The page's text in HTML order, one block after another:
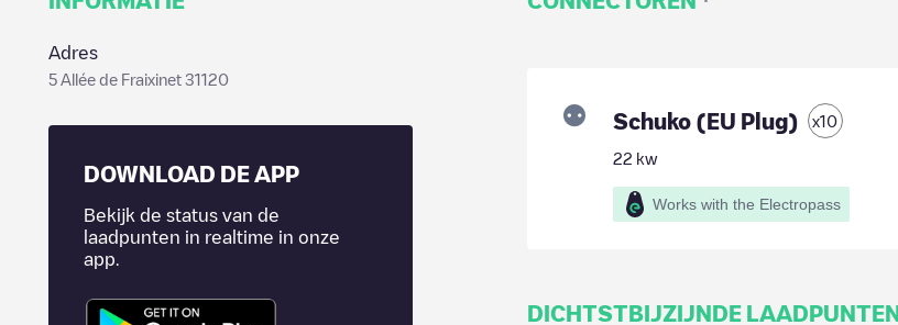
Adres
5 Allée de Fraixinet 31120
DOWNLOAD DE APP
Bekijk de status van de
laadpunten in realtime in onze
app.
Schuko (EU Plug) x10
22 kw
Works with the Electropass
DICHTSTBIJZIJNDE LAADPUNTEN